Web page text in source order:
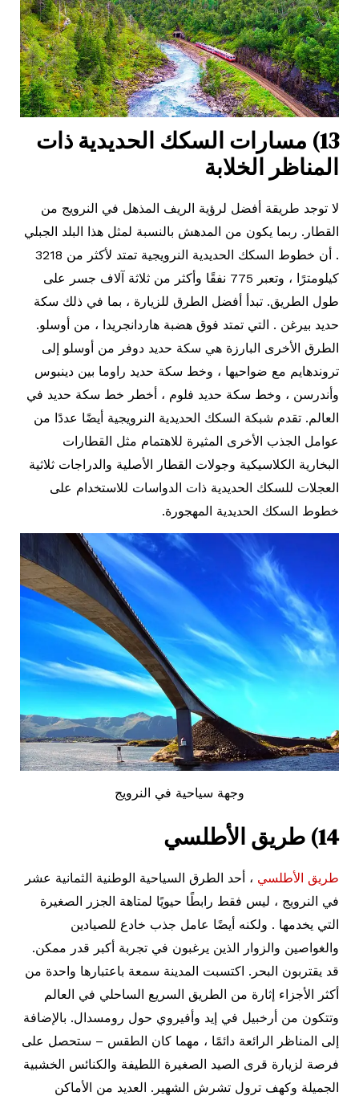
13) مسارات السكك الحديدية ذات
المناظر الخلابة
لا توجد طريقة أفضل لرؤية الريف المذهل في النرويج من
القطار. ربما يكون من المدهش بالنسبة لمثل هذا البلد الجبلي
. أن خطوط السكك الحديدية النرويجية تمتد لأكثر من 3218
كيلومترًا ، وتعبر 775 نفقًا وأكثر من ثلاثة آلاف جسر على
طول الطريق. تبدأ أفضل الطرق للزيارة ، بما في ذلك سكة
حديد بيرغن . التي تمتد فوق هضبة هاردانجريدا ، من أوسلو.
الطرق الأخرى البارزة هي سكة حديد دوفر من أوسلو إلى
تروندهايم مع ضواحيها ، وخط سكة حديد راوما بين دينبوس
وأندرسن ، وخط سكة حديد فلوم ، أخطر خط سكة حديد في
العالم. تقدم شبكة السكك الحديدية النرويجية أيضًا عددًا من
عوامل الجذب الأخرى المثيرة للاهتمام مثل القطارات
البخارية الكلاسيكية وجولات القطار الأصلية والدراجات ثلاثية
العجلات للسكك الحديدية ذات الدواسات للاستخدام على
خطوط السكك الحديدية المهجورة.
وجهة سياحية في النرويج
14) طريق الأطلسي
طريق الأطلسي ، أحد الطرق السياحية الوطنية الثمانية عشر
في النرويج ، ليس فقط رابطًا حيويًا لمتاهة الجزر الصغيرة
التي يخدمها . ولكنه أيضًا عامل جذب خادع للصيادين
والغواصين والزوار الذين يرغبون في تجربة أكبر قدر ممكن.
قد يقتربون البحر. اكتسبت المدينة سمعة باعتبارها واحدة من
أكثر الأجزاء إثارة من الطريق السريع الساحلي في العالم
وتتكون من أرخبيل في إيد وأفيروي حول رومسدال. بالإضافة
إلى المناظر الرائعة دائمًا ، مهما كان الطقس – ستحصل على
فرصة لزيارة قرى الصيد الصغيرة اللطيفة والكنائس الخشبية
الجميلة وكهف ترول تشرش الشهير. العديد من الأماكن